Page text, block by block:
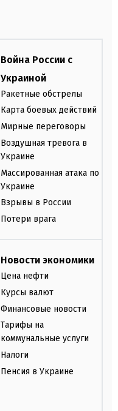
Война России с
Украиной
Ракетные обстрелы
Карта боевых действий
Мирные переговоры
Воздушная тревога в
Украине
Массированная атака по
Украине
Взрывы в России
Потери врага
Новости экономики
Цена нефти
Курсы валют
Финансовые новости
Тарифы на
коммунальные услуги
Налоги
Пенсия в Украине